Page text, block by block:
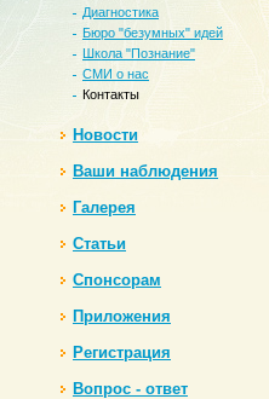
Диагностика
Бюро "безумных" идей
Школа "Познание"
СМИ о нас
Контакты
Новости
Ваши наблюдения
Галерея
Статьи
Спонсорам
Приложения
Регистрация
Вопрос - ответ